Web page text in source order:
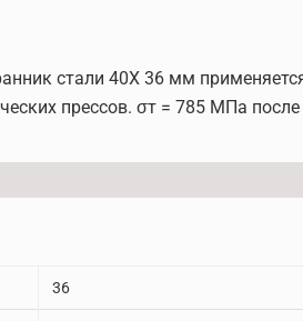
стали 40Х 36 мм
прессов. σт = 785 МПа
36